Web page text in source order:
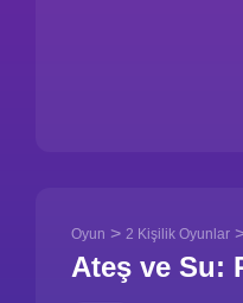
Oyun > 2 Kişilik Oyunlar
Ateş ve Su: